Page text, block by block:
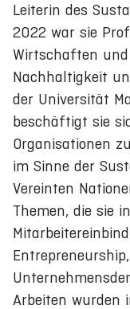
Leiterin des
2022 war sie
Wirtschaften
Nachhaltigkeit
der Universität
beschäftigt sie
Organisationen
im Sinne der
Vereinten
Themen, die sie
Arbeiten wurden